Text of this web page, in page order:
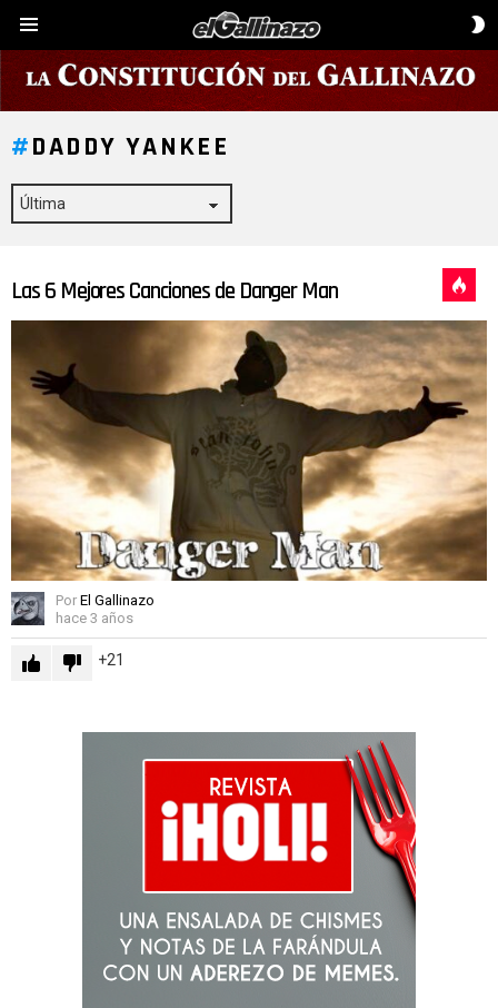
DADDY YANKEE
ÚLTIMAS
HISTORIAS
Las 6 Mejores Canciones de Danger Man
Por El Gallinazo
hace 3 años
21